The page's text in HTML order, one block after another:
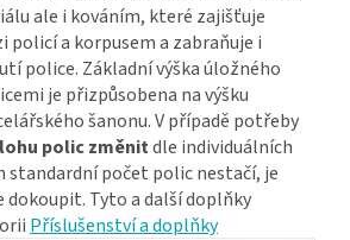
ale i kováním, které zajišťuje
policí a korpusem a zabraňuje i
police. Základní výška úložného
je přizpůsobena na výšku
šanonu. V případě potřeby
polic změnitdle individuálních
standardní počet polic nestačí, je
dokoupit. Tyto a další doplňky
Příslušenství a doplňky